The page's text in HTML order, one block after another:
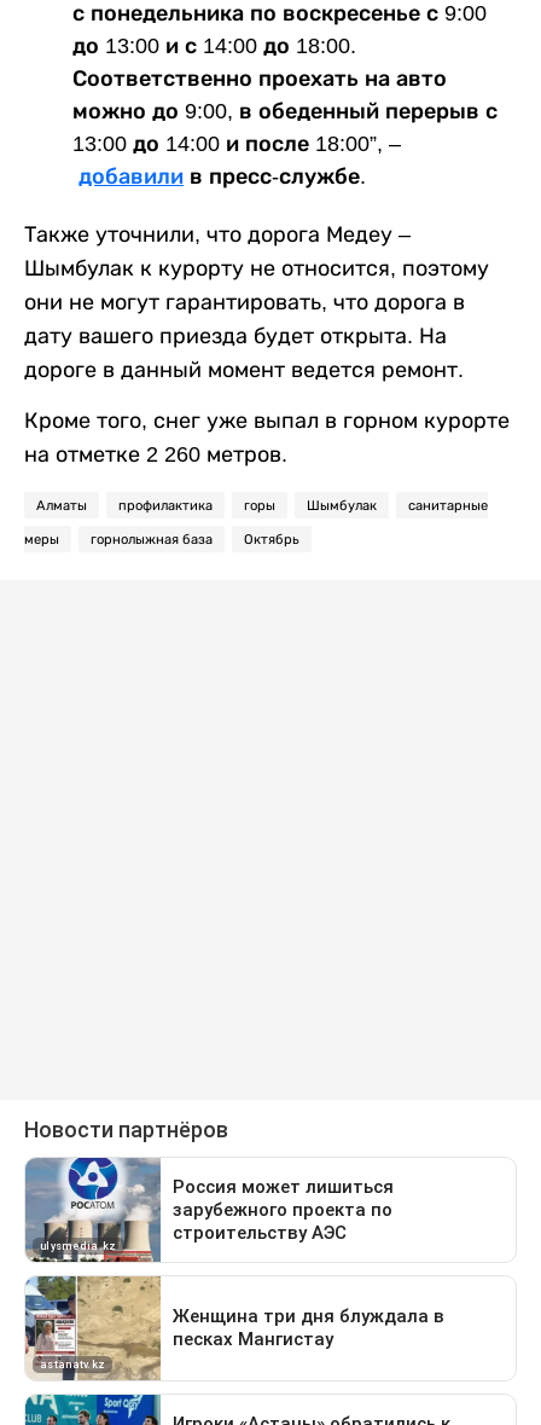
с понедельника по воскресенье с 9:00
до 13:00 и с 14:00 до 18:00.
Соответственно проехать на авто
можно до 9:00, в обеденный перерыв с
13:00 до 14:00 и после 18:00”, –
добавили в пресс-службе.
Также уточнили, что дорога Медеу –
Шымбулак к курорту не относится, поэтому
они не могут гарантировать, что дорога в
дату вашего приезда будет открыта. На
дороге в данный момент ведется ремонт.
Кроме того, снег уже выпал в горном курорте
на отметке 2 260 метров.
Алматы профилактика горы Шымбулак санитарные
меры горнолыжная база Октябрь